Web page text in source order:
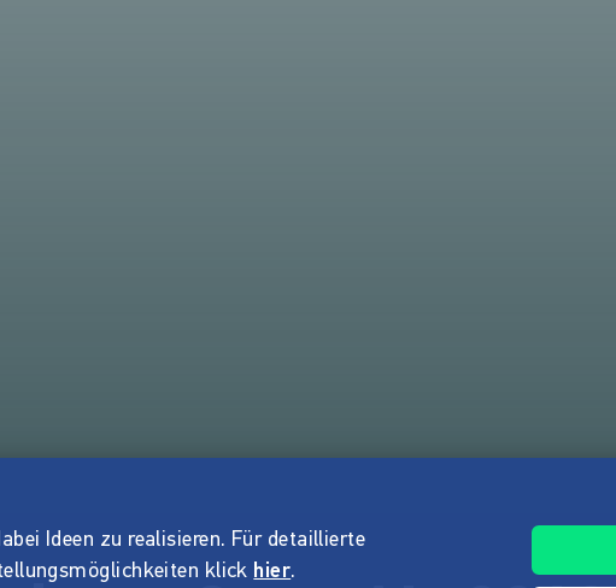
Ideen zu realisieren. Für detaillierte
klick hier.